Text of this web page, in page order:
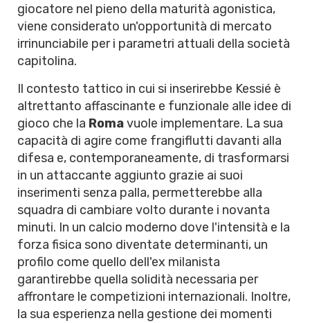
giocatore nel pieno della maturità agonistica,
viene considerato un'opportunità di mercato
irrinunciabile per i parametri attuali della società
capitolina.
Il contesto tattico in cui si inserirebbe Kessié è
altrettanto affascinante e funzionale alle idee di
gioco che la Romavuole implementare. La sua
capacità di agire come frangiflutti davanti alla
difesa e, contemporaneamente, di trasformarsi
in un attaccante aggiunto grazie ai suoi
inserimenti senza palla, permetterebbe alla
squadra di cambiare volto durante i novanta
minuti. In un calcio moderno dove l'intensità e la
forza fisica sono diventate determinanti, un
profilo come quello dell'ex milanista
garantirebbe quella solidità necessaria per
affrontare le competizioni internazionali. Inoltre,
la sua esperienza nella gestione dei momenti